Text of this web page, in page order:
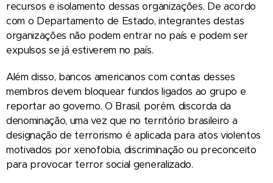
recursos e isolamento dessas organizações. De acordo
com o Departamento de Estado, integrantes destas
organizações não podem entrar no país e podem ser
expulsos se já estiverem no país.
Além disso, bancos americanos com contas desses
membros devem bloquear fundos ligados ao grupo e
reportar ao governo. O Brasil, porém, discorda da
denominação, uma vez que no território brasileiro a
designação de terrorismo é aplicada para atos violentos
motivados por xenofobia, discriminação ou preconceito
para provocar terror social generalizado.